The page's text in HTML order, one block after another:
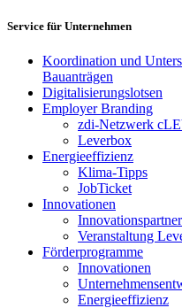
Service für Unternehmen
Koordination und
Bauanträgen
Digitalisierungslotsen
Employer Branding
zdi-Netzwerk
Leverbox
Energieeffizienz
Klima-Tipps
JobTicket
Innovationen
Veranstaltung
Förderprogramme
Innovationen
Energieeffizienz